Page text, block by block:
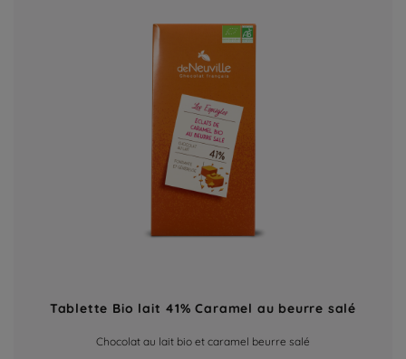
Tablette Bio lait 41% Caramel au beurre salé
Chocolat au lait bio et caramel beurre salé